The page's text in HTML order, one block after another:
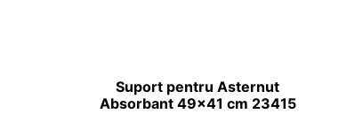
Suport pentru Asternut
Absorbant 49×41 cm 23415